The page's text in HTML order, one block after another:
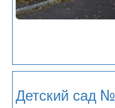
Детский сад